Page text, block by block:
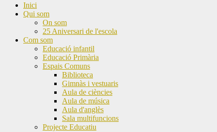
Inici
Qui som
On som
25 Aniversari de l'escola
Com som
Educació infantil
Educació Primària
Espais Comuns
Biblioteca
Gimnàs i vestuaris
Aula de ciències
Aula de música
Aula d'anglès
Sala multifuncions
Projecte Educatiu